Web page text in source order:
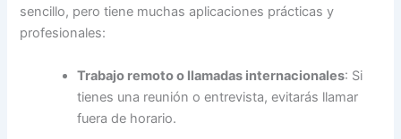
sencillo, pero tiene muchas aplicaciones prácticas y
profesionales:
Trabajo remoto o llamadas internacionales: Si
tienes una reunión o entrevista, evitarás llamar
fuera de horario.